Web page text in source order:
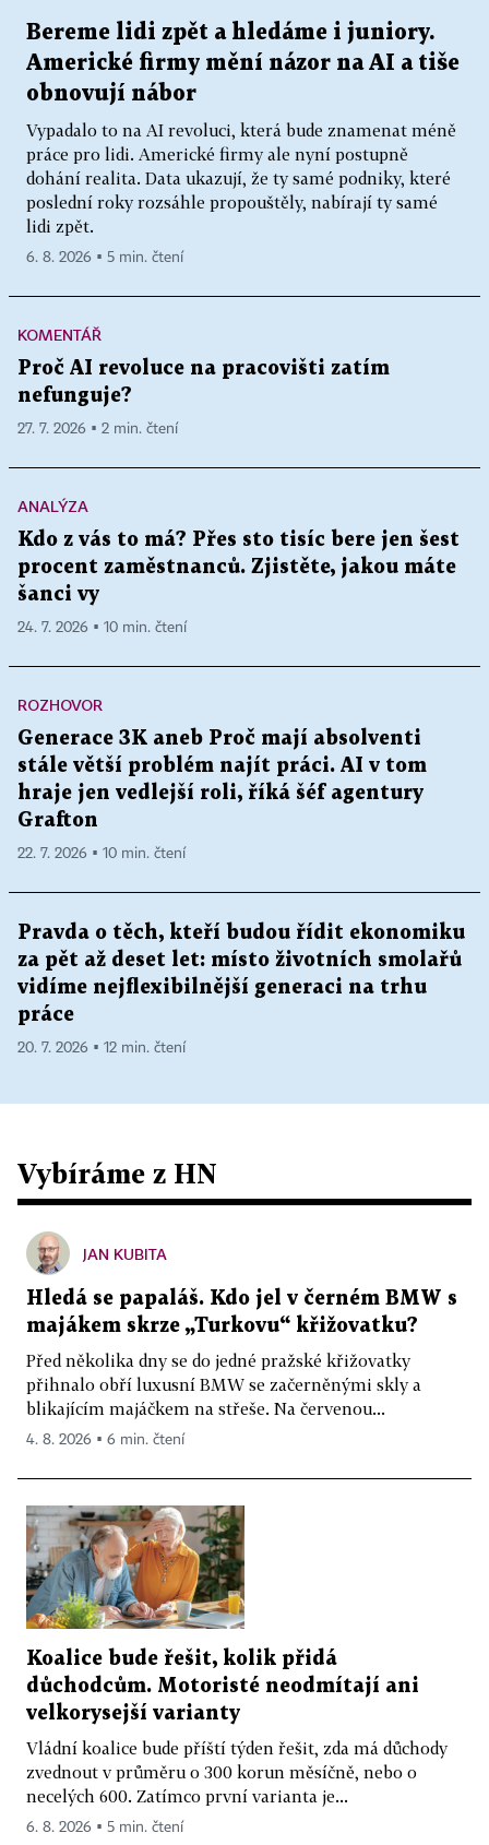
Bereme lidi zpět a hledáme i juniory.
Americké firmy mění názor na AI a tiše
obnovují nábor
Vypadalo to na AI revoluci, která bude znamenat méně
práce pro lidi. Americké firmy ale nyní postupně
dohání realita. Data ukazují, že ty samé podniky, které
poslední roky rozsáhle propouštěly, nabírají ty samé
lidi zpět.
6. 8. 2026 ▪ 5 min. čtení
KOMENTÁŘ
Proč AI revoluce na pracovišti zatím
nefunguje?
27. 7. 2026 ▪ 2 min. čtení
ANALÝZA
Kdo z vás to má? Přes sto tisíc bere jen šest
procent zaměstnanců. Zjistěte, jakou máte
šanci vy
24. 7. 2026 ▪ 10 min. čtení
ROZHOVOR
Generace 3K aneb Proč mají absolventi
stále větší problém najít práci. AI v tom
hraje jen vedlejší roli, říká šéf agentury
Grafton
22. 7. 2026 ▪ 10 min. čtení
Pravda o těch, kteří budou řídit ekonomiku
za pět až deset let: místo životních smolařů
vidíme nejflexibilnější generaci na trhu
práce
20. 7. 2026 ▪ 12 min. čtení
Vybíráme z HN
JAN KUBITA
Hledá se papaláš. Kdo jel v černém BMW s
majákem skrze „Turkovu“ křižovatku?
Před několika dny se do jedné pražské křižovatky
přihnalo obří luxusní BMW se začerněnými skly a
blikajícím majáčkem na střeše. Na červenou...
4. 8. 2026 ▪ 6 min. čtení
Koalice bude řešit, kolik přidá
důchodcům. Motoristé neodmítají ani
velkorysejší varianty
Vládní koalice bude příští týden řešit, zda má důchody
zvednout v průměru o 300 korun měsíčně, nebo o
necelých 600. Zatímco první varianta je...
6. 8. 2026 ▪ 5 min. čtení